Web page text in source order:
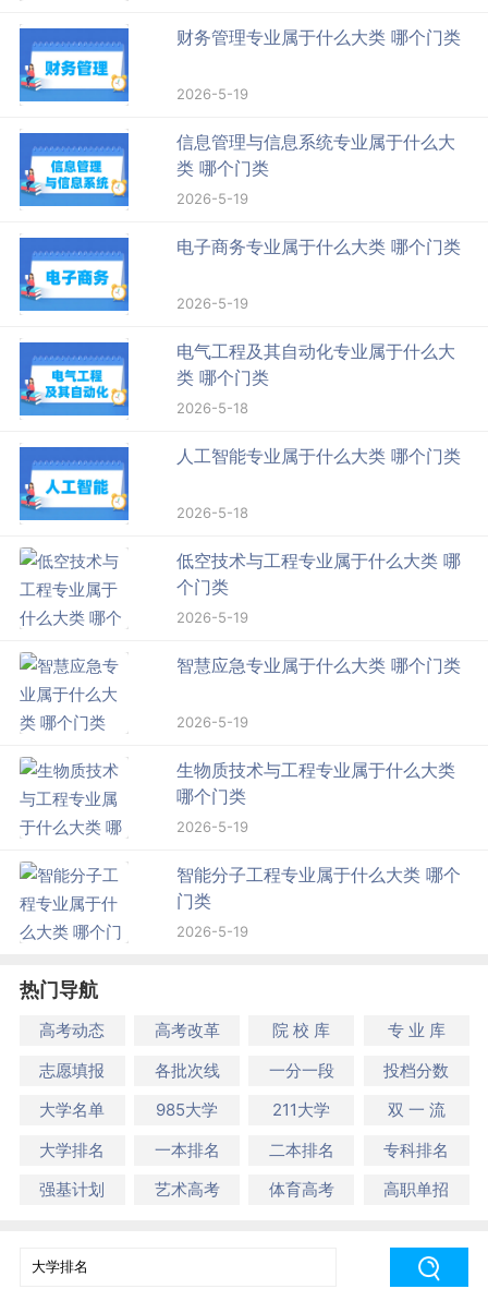
财务管理专业属于什么大类 哪个门类
2026-5-19
信息管理与信息系统专业属于什么大
类 哪个门类
2026-5-19
电子商务专业属于什么大类 哪个门类
2026-5-19
电气工程及其自动化专业属于什么大
类 哪个门类
2026-5-18
人工智能专业属于什么大类 哪个门类
2026-5-18
低空技术与工程专业属于什么大类 哪
个门类
2026-5-19
智慧应急专业属于什么大类 哪个门类
2026-5-19
生物质技术与工程专业属于什么大类
哪个门类
2026-5-19
智能分子工程专业属于什么大类 哪个
门类
2026-5-19
热门导航
高考动态 高考改革 院 校 库
专 业 库
志愿填报
各批次线 一分一段
投档分数
大学名单
985大学 211大学
双 一 流
大学排名
一本排名 二本排名
专科排名
强基计划
艺术高考 体育高考 高职单招